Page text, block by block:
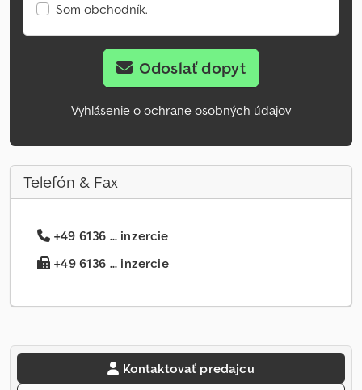
Som obchodník.
Odoslať dopyt
Vyhlásenie o ochrane osobných údajov
Telefón & Fax
+49 6136 ... inzercie
+49 6136 ... inzercie
Kontaktovať predajcu